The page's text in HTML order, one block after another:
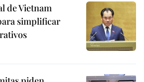
de Vietnam
simplificar